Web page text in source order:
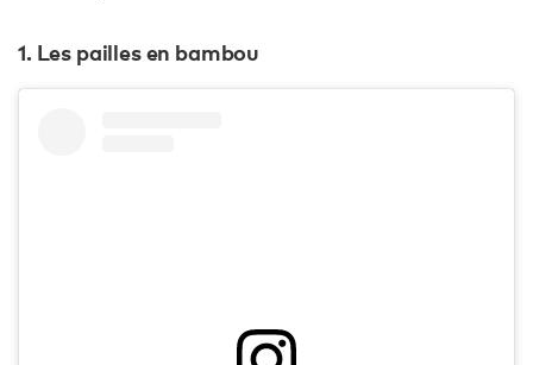
1. Les pailles en bambou